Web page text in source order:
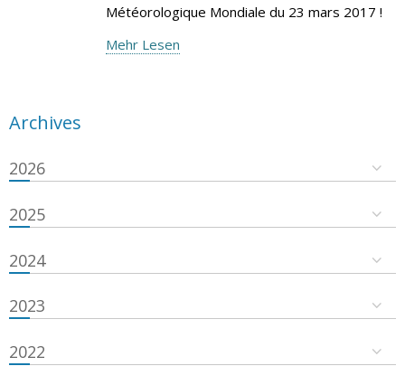
Météorologique Mondiale du 23 mars 2017 !
Mehr Lesen
Archives
2026
2025
2024
2023
2022